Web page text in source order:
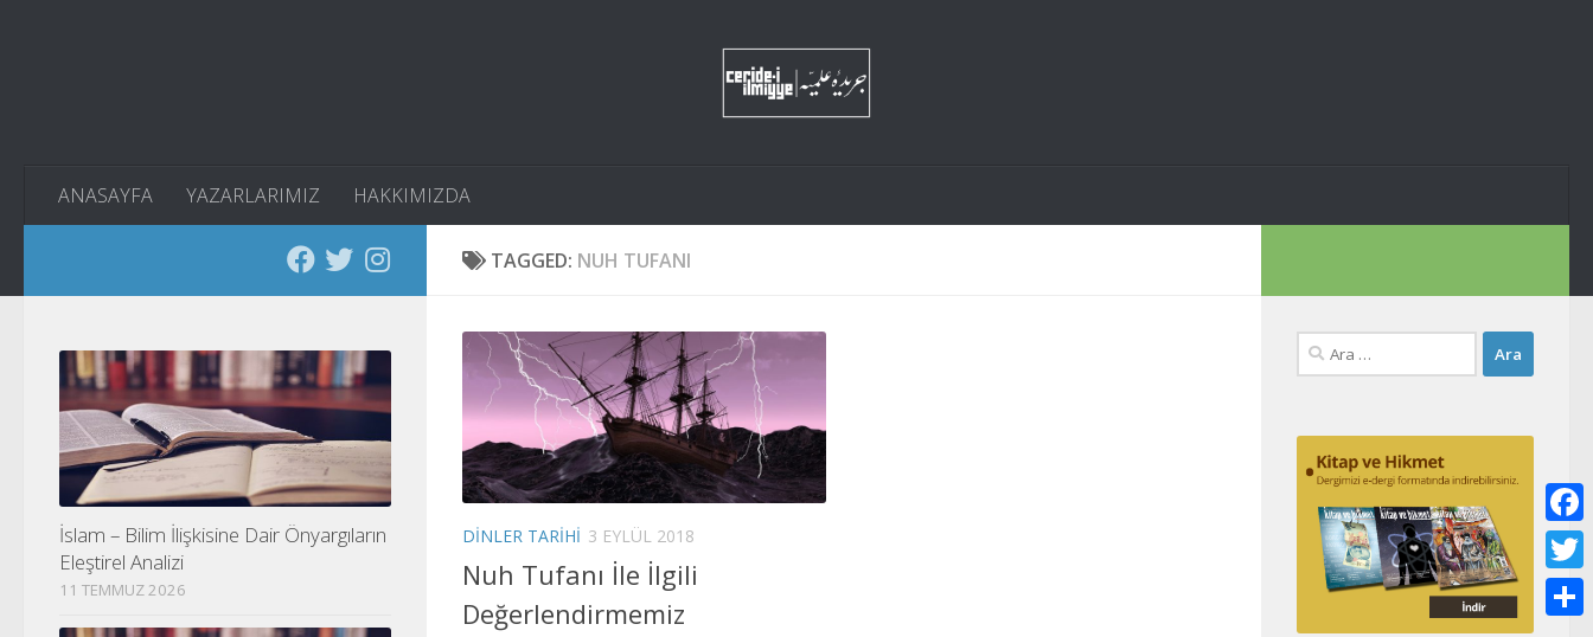
ANASAYFA YAZARLARIMIZ HAKKIMIZDA
TAGGED: NUH TUFANI
DINLER TARIHI 3 EYLÜL 2018
Nuh Tufanı İle İlgili
Değerlendirmemiz
İslam – Bilim İlişkisine Dair Önyargıların
Eleştirel Analizi
11 TEMMUZ 2026
Arama: